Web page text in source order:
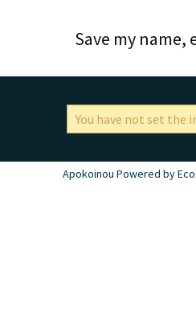
Save my
You have not set the
Apokoinou Powered by